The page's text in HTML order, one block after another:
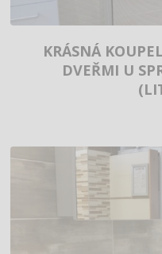
KRÁSNÁ
DVEŘMI U